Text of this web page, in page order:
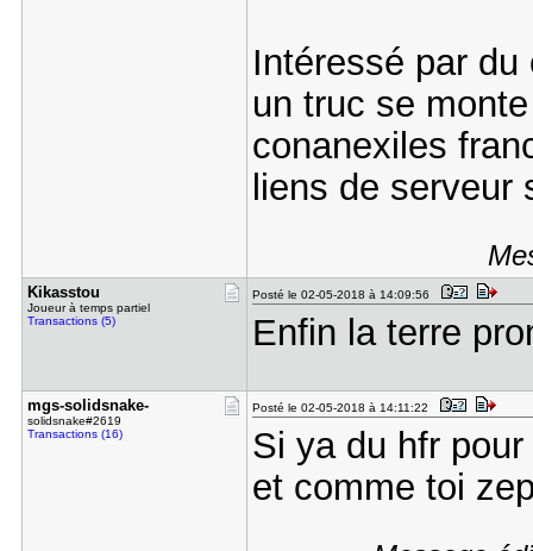
Intéressé par
un truc se
conanexiles
liens de
Kikasstou
Joueur à temps partiel
Transactions (5)
Posté le 02-05-2018 à 14:09:56
Enfin la terre
mgs-solids​nake-
solidsnake#2619
Transactions (16)
Posté le 02-05-2018 à 14:11:22
Si ya du hfr
et comme toi